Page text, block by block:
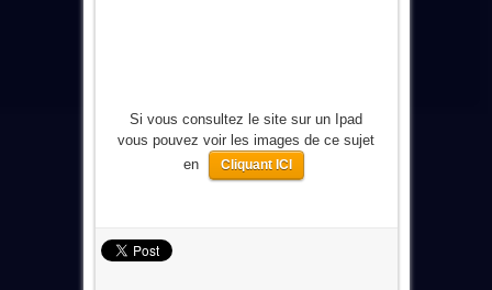
Si vous consultez le site sur un Ipad
vous pouvez voir les images de ce sujet
en
Cliquant ICI